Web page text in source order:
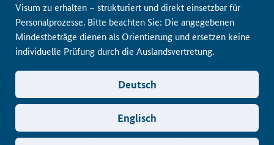
Visum zu erhalten – strukturiert und direkt einsetzbar für
Personalprozesse. Bitte beachten Sie: Die angegebenen
Mindestbeträge dienen als Orientierung und ersetzen keine
individuelle Prüfung durch die Auslandsvertretung.
Deutsch
Englisch